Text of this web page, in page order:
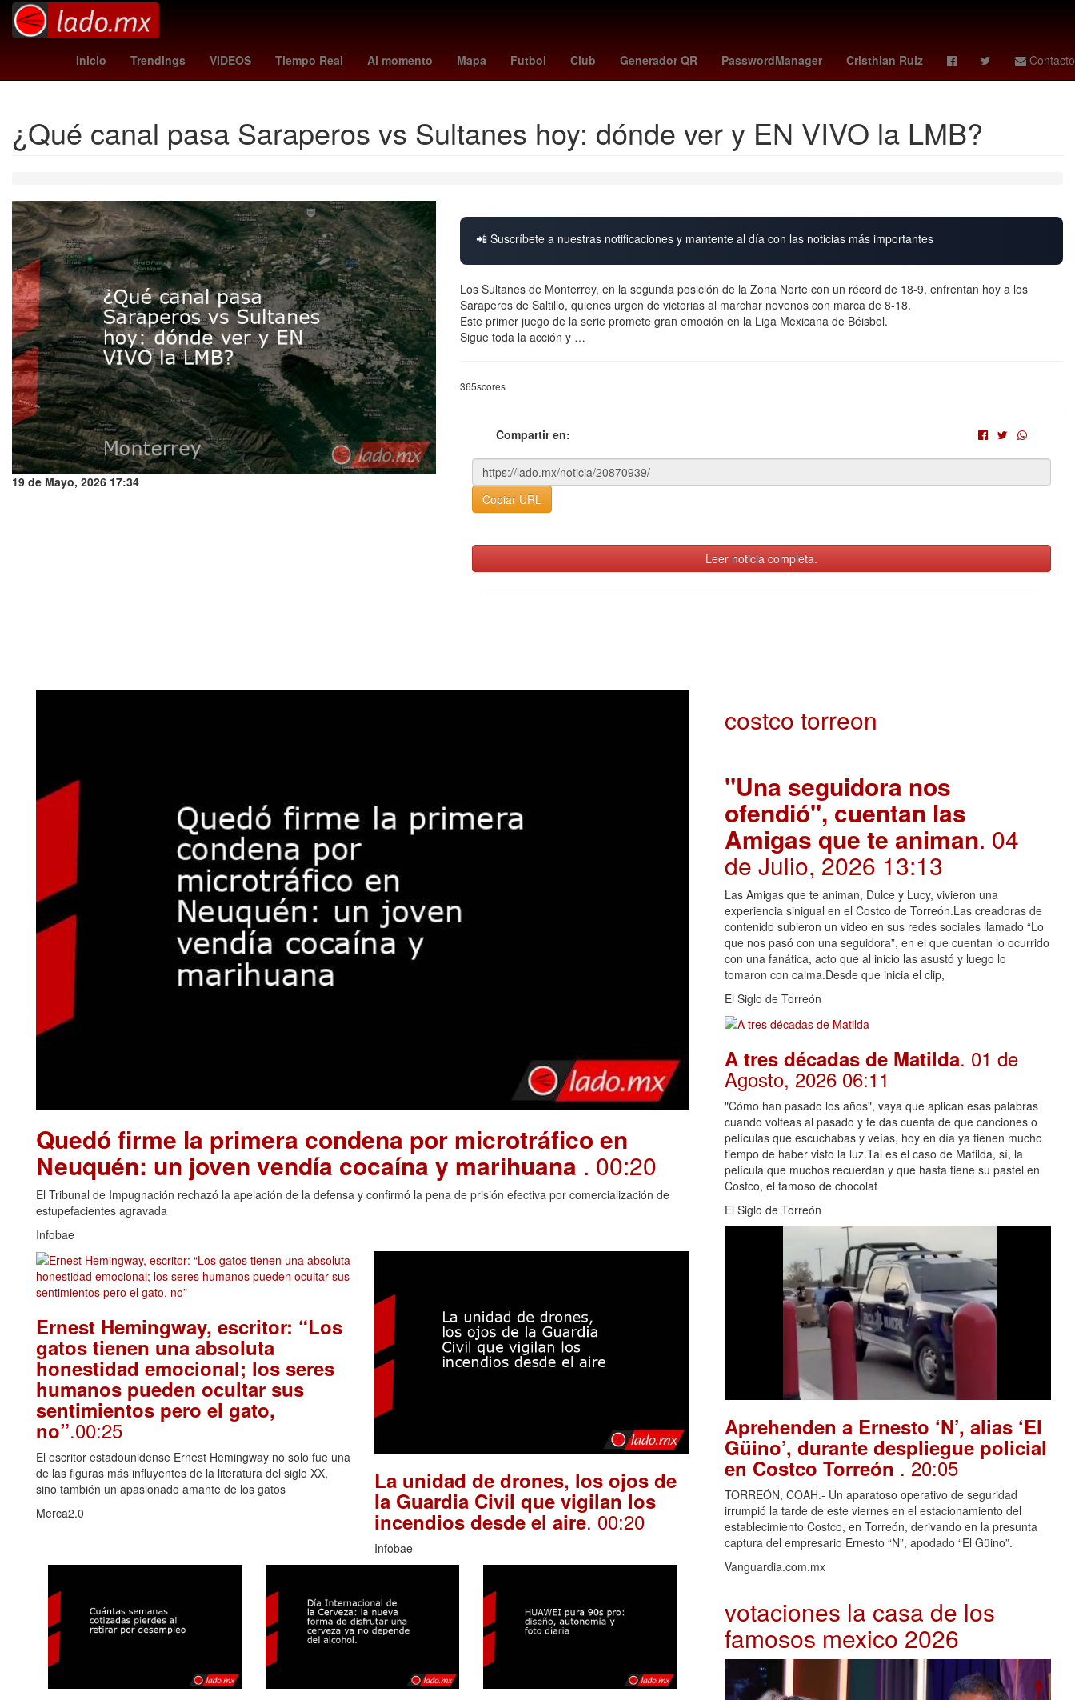
Inicio Trendings VIDEOS Tiempo Real Al momento Mapa Futbol Club Generador QR PasswordManager Cristhian Ruiz Contacto
Dólar estadounidense Aguascalientes Twitch pago beca rita cetina primaria Guillermo Almada Pago España soborno 27 de marzo amanda anisimova
¿Qué canal pasa Saraperos vs Sultanes hoy: dónde ver y EN VIVO la LMB?
19 de Mayo, 2026 17:34
📲 Suscríbete a nuestras notificaciones y mantente al día con las noticias más importantes
Los Sultanes de Monterrey, en la segunda posición de la Zona Norte con un récord de 18-9, enfrentan hoy a los
Saraperos de Saltillo, quienes urgen de victorias al marchar novenos con marca de 8-18.
Este primer juego de la serie promete gran emoción en la Liga Mexicana de Béisbol.
Sigue toda la acción y …
365scores
Compartir en:
Copiar URL
Leer noticia completa.
Quedó firme la primera condena por microtráfico en
Neuquén: un joven vendía cocaína y marihuana . 00:20
El Tribunal de Impugnación rechazó la apelación de la defensa y confirmó la pena de prisión efectiva por comercialización de
estupefacientes agravada
Infobae
Ernest Hemingway, escritor: “Los
gatos tienen una absoluta
honestidad emocional; los seres
humanos pueden ocultar sus
sentimientos pero el gato,
no”.00:25
El escritor estadounidense Ernest Hemingway no solo fue una
de las figuras más influyentes de la literatura del siglo XX,
sino también un apasionado amante de los gatos
Merca2.0
La unidad de drones, los ojos de
la Guardia Civil que vigilan los
incendios desde el aire. 00:20
Infobae
costco torreon
"Una seguidora nos
ofendió", cuentan las
Amigas que te animan. 04
de Julio, 2026 13:13
Las Amigas que te animan, Dulce y Lucy, vivieron una
experiencia sinigual en el Costco de Torreón.Las creadoras de
contenido subieron un video en sus redes sociales llamado “Lo
que nos pasó con una seguidora”, en el que cuentan lo ocurrido
con una fanática, acto que al inicio las asustó y luego lo
tomaron con calma.Desde que inicia el clip,
El Siglo de Torreón
A tres décadas de Matilda. 01 de
Agosto, 2026 06:11
"Cómo han pasado los años", vaya que aplican esas palabras
cuando volteas al pasado y te das cuenta de que canciones o
películas que escuchabas y veías, hoy en día ya tienen mucho
tiempo de haber visto la luz.Tal es el caso de Matilda, sí, la
película que muchos recuerdan y que hasta tiene su pastel en
Costco, el famoso de chocolat
El Siglo de Torreón
Aprehenden a Ernesto ‘N’, alias ‘El
Güino’, durante despliegue policial
en Costco Torreón . 20:05
TORREÓN, COAH.- Un aparatoso operativo de seguridad
irrumpió la tarde de este viernes en el estacionamiento del
establecimiento Costco, en Torreón, derivando en la presunta
captura del empresario Ernesto “N”, apodado “El Güino”.
Vanguardia.com.mx
votaciones la casa de los
famosos mexico 2026